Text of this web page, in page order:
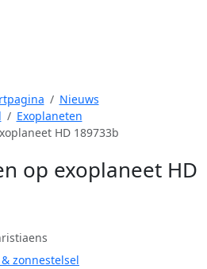
Nieuws
Exoplaneten
HD 189733b
op exoplaneet HD
zonnestelsel